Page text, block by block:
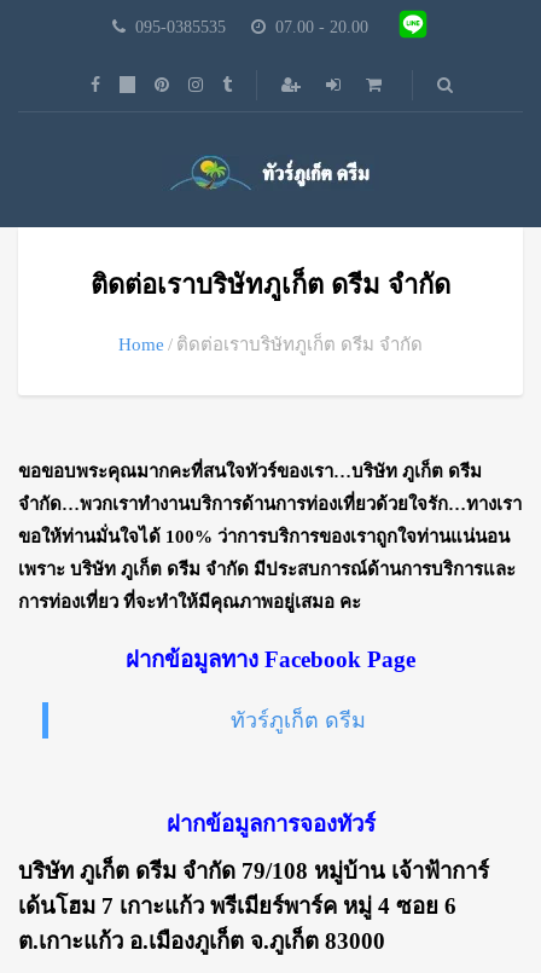
095-0385535 07.00 - 20.00
ติดต่อเราบริษัทภูเก็ต ดรีม จำกัด
Home ติดต่อเราบริษัทภูเก็ต ดรีม จำกัด
ขอขอบพระคุณมากคะที่สนใจทัวร์ของเรา…บริษัท ภูเก็ต ดรีม
จำกัด…พวกเราทำงานบริการด้านการท่องเที่ยวด้วยใจรัก…ทางเรา
ขอให้ท่านมั่นใจได้ 100% ว่าการบริการของเราถูกใจท่านแน่นอน
เพราะ บริษัท ภูเก็ต ดรีม จำกัด มีประสบการณ์ด้านการบริการและ
การท่องเที่ยว ที่จะทำให้มีคุณภาพอยู่เสมอ คะ
ฝากข้อมูลทาง Facebook Page
ทัวร์ภูเก็ต ดรีม
ฝากข้อมูลการจองทัวร์
บริษัท ภูเก็ต ดรีม จำกัด 79/108 หมู่บ้าน เจ้าฟ้าการ์
เด้นโฮม 7 เกาะแก้ว พรีเมียร์พาร์ค หมู่ 4 ซอย 6
ต.เกาะแก้ว อ.เมืองภูเก็ต จ.ภูเก็ต 83000